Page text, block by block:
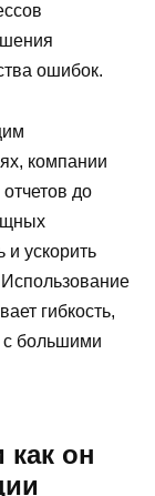
ошибок.
компании
до
и ускорить
гибкость,
с большими
как он